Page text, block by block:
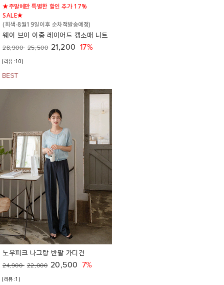
★주말에만 특별한 할인 추가 17%
SALE★
(회색-8월19일이후 순차적발송예정)
웨이 브이 이중 레이어드 캡소매 니트
28,900 25,500 21,200 17%
(리뷰:10)
노우피크 나그랑 반팔 가디건
24,900 22,000 20,500 7%
(리뷰:1)